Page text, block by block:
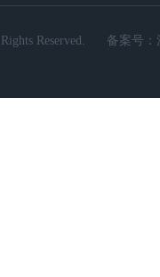
Reserved. 备案号：